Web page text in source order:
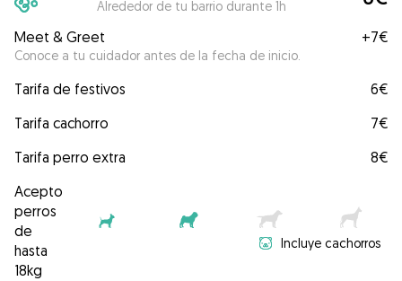
Alrededor de tu barrio durante 1h
Meet & Greet
Conoce a tu cuidador antes de la fecha de inicio.
+7€
Tarifa de festivos
6€
Tarifa cachorro
7€
Tarifa perro extra
8€
Acepto
perros
de
hasta
18kg
Incluye cachorros